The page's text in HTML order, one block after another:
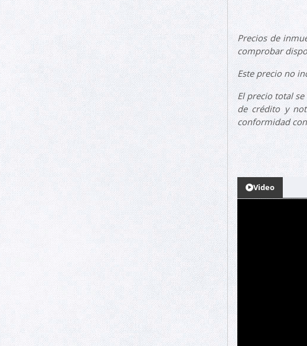
Precios de
comprobar
Este precio no
El precio total
de crédito y
conformidad con
Video